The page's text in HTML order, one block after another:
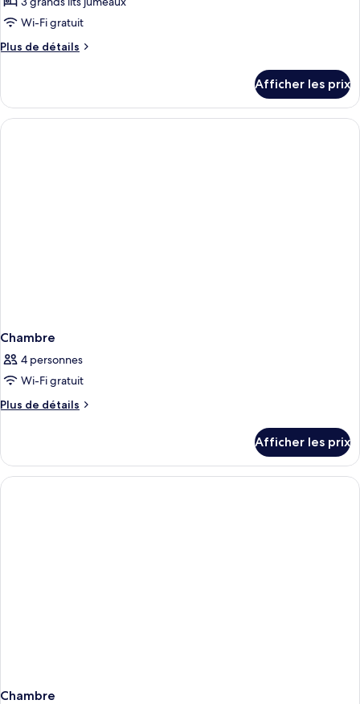
type
chambre :
Standard
Wi-Fi gratuit
Plus de détails
Plus
Chambre
triple
Standard
Afficher les prix
Chambre
4 personnes
Wi-Fi gratuit
Plus de détails
Plus
Chambre
Afficher les prix
Chambre